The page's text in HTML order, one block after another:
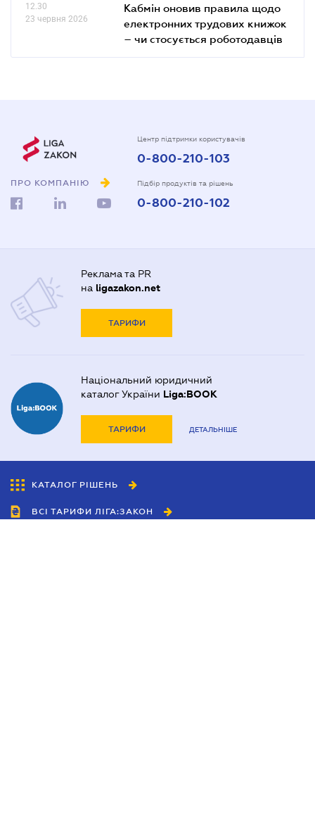
12.30
23 червня 2026
Кабмін оновив правила щодо
електронних трудових книжок
– чи стосується роботодавців
ПРО КОМПАНІЮ
Центр підтримки користувачів
0-800-210-103
Підбір продуктів та рішень
0-800-210-102
Реклама та PR
на ligazakon.net
ТАРИФИ
Національний юридичний
каталог України Liga:BOOK
ТАРИФИ ДЕТАЛЬНІШЕ
КАТАЛОГ РІШЕНЬ
ВСІ ТАРИФИ ЛІГА:ЗАКОН